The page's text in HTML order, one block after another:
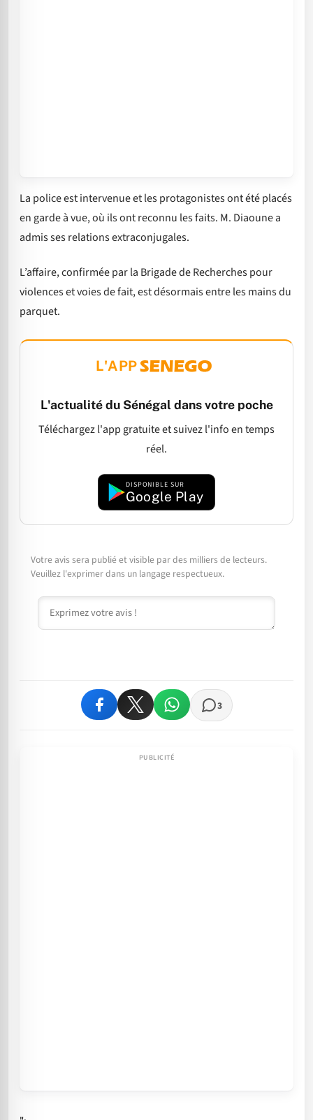
La police est intervenue et les protagonistes ont été placés
en garde à vue, où ils ont reconnu les faits. M. Diaoune a
admis ses relations extraconjugales.
L’affaire, confirmée par la Brigade de Recherches pour
violences et voies de fait, est désormais entre les mains du
parquet.
L'APP
L'actualité du Sénégal dans votre poche
Téléchargez l'app gratuite et suivez l'info en temps
réel.
DISPONIBLE SUR
Google Play
Votre avis sera publié et visible par des milliers de lecteurs.
Veuillez l'exprimer dans un langage respectueux.
Commentaire
3